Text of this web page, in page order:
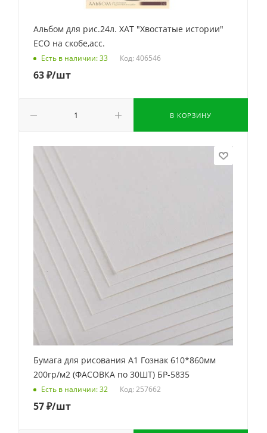
Альбом для рис.24л. ХАТ "Хвостатые истории"
ECO на скобе,асс.
Есть в наличии: 33 Код: 406546
63₽/шт
В КОРЗИНУ
Бумага для рисования А1 Гознак 610*860мм
200гр/м2 (ФАСОВКА по 30ШТ) БР-5835
Есть в наличии: 32 Код: 257662
57₽/шт